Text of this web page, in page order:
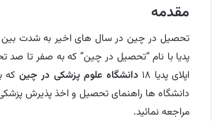
مقدمه
تحصیل در چین در سال های اخیر به شدت بین
پدیا با نام “تحصیل در چین” که به صفر تا صد
اپلای پدیا ۱۸
دانشگاه علوم پزشکی در چین که
دانشگاه ها راهنمای تحصیل و اخذ پذیرش
مراجعه نمائید.